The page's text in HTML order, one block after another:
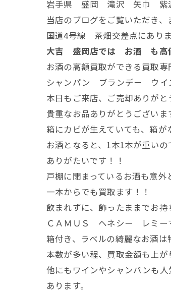
岩手県 盛岡 滝沢 矢巾 紫
当店のブログをご覧いただき、
国道4号線 茶畑交差点にあり
大吉 盛岡店では お酒 も高
お酒の高額買取ができる買取専
シャンパン ブランデー ウイ
本日もご来店、ご売却ありが
貴重なお品ありがとうございま
箱にカビが生えていても、箱が
お酒となると、1本1本が重い
ありがたいです！！
戸棚に閉まっているお酒も意外
一本からでも買取ます！！
飲まれずに、飾ったままでお
ＣＡＭＵＳ ヘネシー レミ
箱付き、ラベルの綺麗なお酒は
本数が多い程、買取金額も上が
他にもワインやシャンパンも
あります。